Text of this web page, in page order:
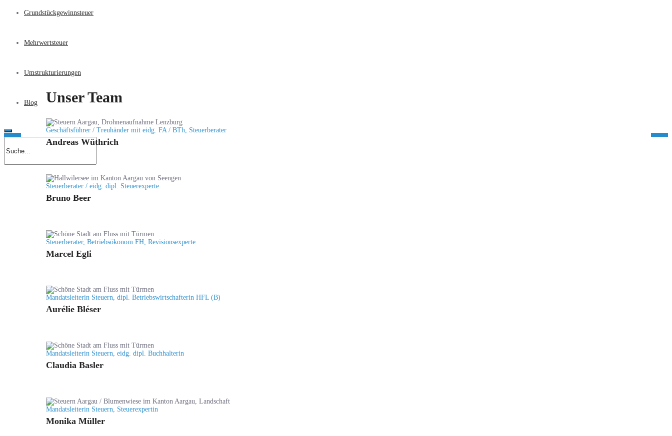
Grundstückgewinnsteuer
Mehrwertsteuer
Umstrukturierungen
Blog Unser Team
Geschäftsführer / Treuhänder mit eidg. FA / BTh, Steuerberater
Andreas Wüthrich
Steuerberater / eidg. dipl. Steuerexperte
Bruno Beer
Steuerberater, Betriebsökonom FH, Revisionsexperte
Marcel Egli
Mandatsleiterin Steuern, dipl. Betriebswirtschafterin HFL (B)
Aurélie Bléser
Mandatsleiterin Steuern, eidg. dipl. Buchhalterin
Claudia Basler
Mandatsleiterin Steuern, Steuerexpertin
Monika Müller